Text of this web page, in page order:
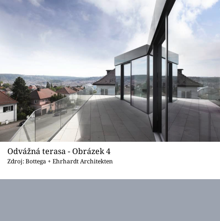
Odvážná terasa - Obrázek 4
Zdroj: Bottega + Ehrhardt Architekten